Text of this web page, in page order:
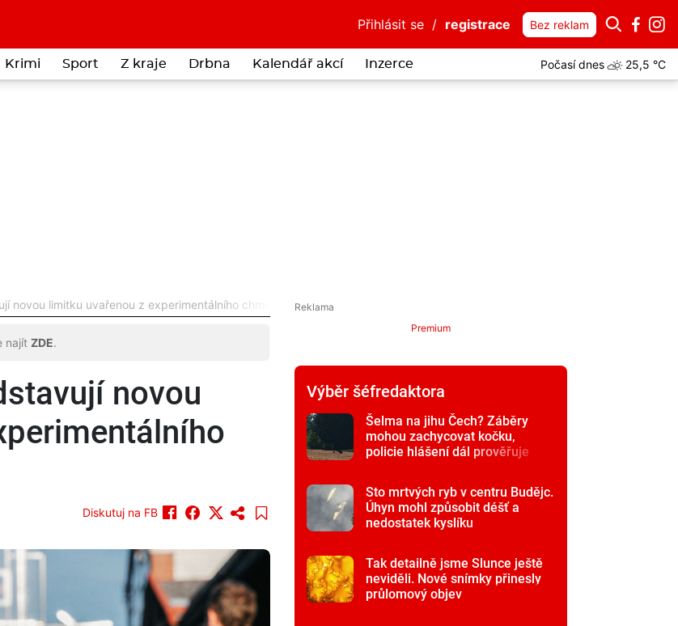
Přihlásit se / registrace Bez reklam
Krimi Sport Z kraje Drbna Kalendář akcí Inzerce Počasí dnes 25,5 °C
novou limitku uvařenou z experimentálního chmele
najít ZDE.
novou
Diskutuj na FB
Premium
Výběr šéfredaktora
Šelma na jihu Čech? Záběry
mohou zachycovat kočku,
policie hlášení dál prověřuje
Sto mrtvých ryb v centru Budějc.
Úhyn mohl způsobit déšť a
nedostatek kyslíku
Tak detailně jsme Slunce ještě
neviděli. Nové snímky přinesly
průlomový objev